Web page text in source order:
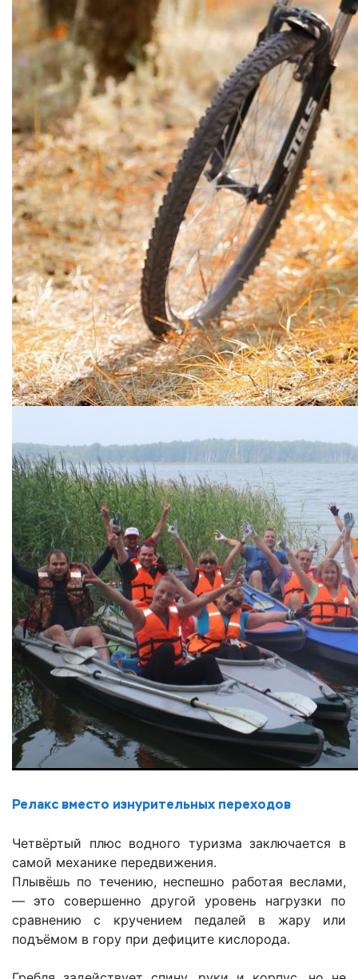
Релакс вместо изнурительных переходов
Четвёртый плюс водного туризма заключается в
самой механике передвижения.
Плывёшь по течению, неспешно работая веслами,
— это совершенно другой уровень нагрузки по
сравнению с кручением педалей в жару или
подъёмом в гору при дефиците кислорода.